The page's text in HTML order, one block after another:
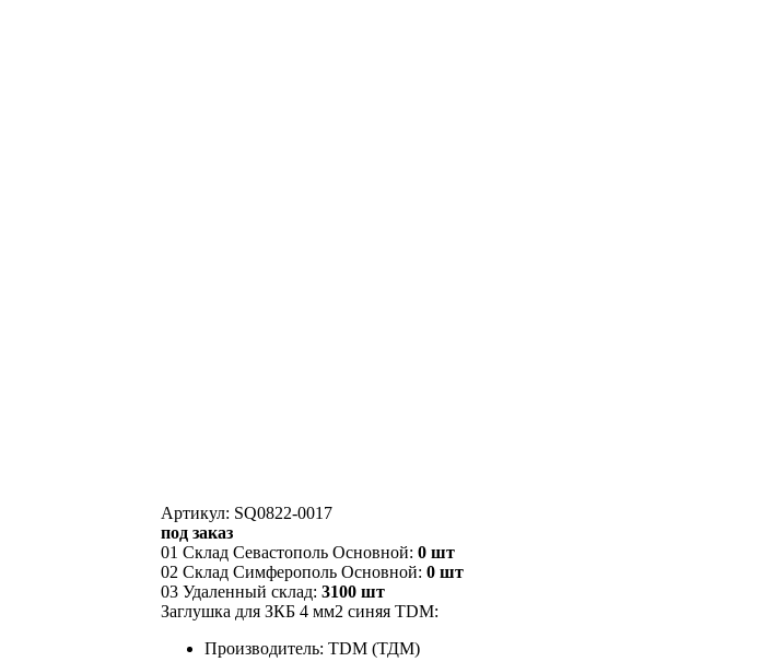
Артикул: SQ0822-0017
под заказ
01 Склад Севастополь Основной: 0 шт
02 Склад Симферополь Основной: 0 шт
03 Удаленный склад: 3100 шт
Заглушка для ЗКБ 4 мм2 синяя TDM:
Производитель: TDM (ТДМ)